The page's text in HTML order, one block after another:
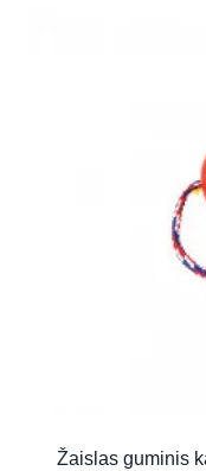
Žaislas guminis